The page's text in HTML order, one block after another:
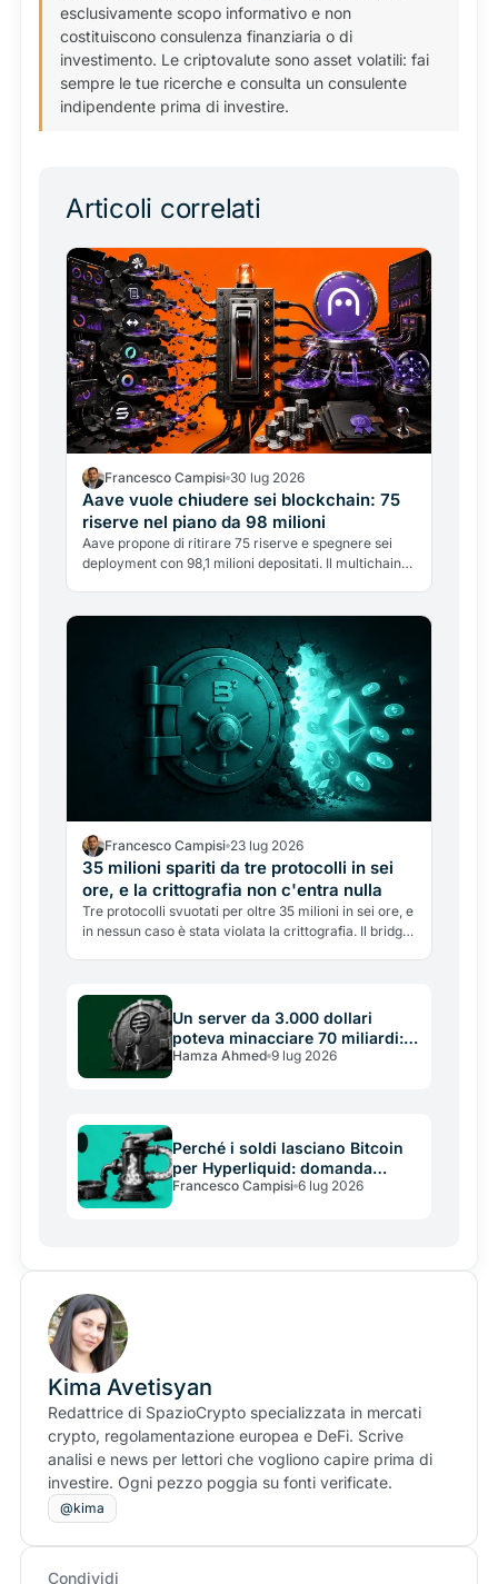
esclusivamente scopo informativo e non
costituiscono consulenza finanziaria o di
investimento. Le criptovalute sono asset volatili: fai
sempre le tue ricerche e consulta un consulente
indipendente prima di investire.
Articoli correlati
Francesco Campisi 30 lug 2026
Aave vuole chiudere sei blockchain: 75
riserve nel piano da 98 milioni
Aave propone di ritirare 75 riserve e spegnere sei
deployment con 98,1 milioni depositati. Il multichain
Francesco Campisi 23 lug 2026
35 milioni spariti da tre protocolli in sei
ore, e la crittografia non c'entra nulla
Tre protocolli svuotati per oltre 35 milioni in sei ore, e
in nessun caso è stata violata la crittografia. Il bridge
Un server da 3.000 dollari
poteva minacciare 70 miliardi: il
buco di Aptos e la lezione
Hamza Ahmed 9 lug 2026
Perché i soldi lasciano Bitcoin
per Hyperliquid: domanda
emotiva contro domanda
Francesco Campisi 6 lug 2026
Kima Avetisyan
Redattrice di SpazioCrypto specializzata in mercati
crypto, regolamentazione europea e DeFi. Scrive
analisi e news per lettori che vogliono capire prima di
investire. Ogni pezzo poggia su fonti verificate.
@kima
Condividi